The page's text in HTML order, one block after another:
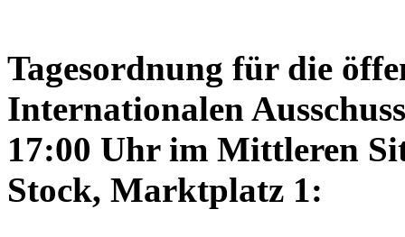
Tagesordnung für die
Internationalen
17:00 Uhr im Mittleren
Stock, Marktplatz 1: